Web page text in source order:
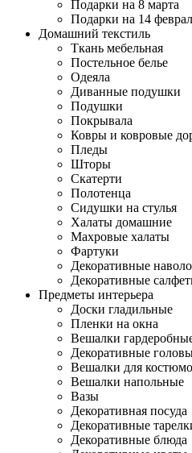
Подарки на 8 марта
Подарки на 14
Домашний текстиль
Ткань мебельная
Постельное белье
Одеяла
Диванные подушки
Подушки
Покрывала
Ковры и ковровые
Пледы
Шторы
Скатерти
Полотенца
Сидушки на стулья
Халаты домашние
Махровые халаты
Фартуки
Декоративные
Декоративные
Предметы интерьера
Доски гладильные
Пленки на окна
Вешалки
Декоративные
Вешалки для
Вешалки напольные
Вазы
Декоративная посуда
Декоративные
Декоративные блюда